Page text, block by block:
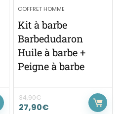
COFFRET HOMME
Kit à barbe
Barbedudaron
Huile à barbe +
Peigne à barbe
34,90€
27,90€